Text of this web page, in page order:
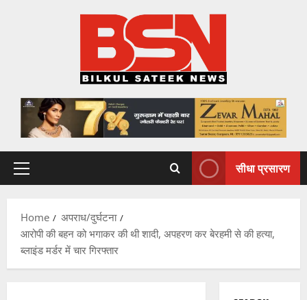
Primary
सीधा प्रसारण
Home
अपराध/दुर्घटना
आरोपी की बहन को भगाकर की थी शादी, अपहरण कर बेरहमी से की हत्या,
ब्लाइंड मर्डर में चार गिरफ्तार